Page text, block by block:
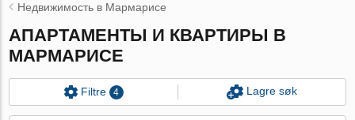
Недвижимость в Мармарисе
АПАРТАМЕНТЫ И КВАРТИРЫ В
МАРМАРИСЕ
Filtre 4 Lagre søk